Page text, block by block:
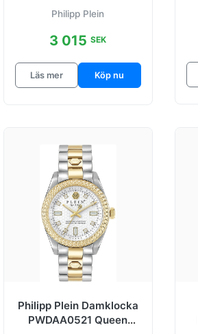
Philipp Plein
3 015SEK
Läs mer Köp nu
Philipp Plein Damklocka
PWDAA0521 Queen